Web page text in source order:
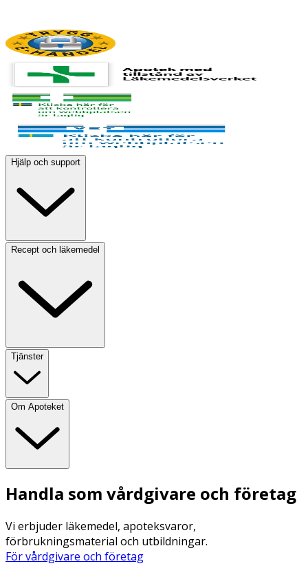
Hjälp och support
Recept och läkemedel
Tjänster
Om Apoteket
Handla som vårdgivare och företag
Vi erbjuder läkemedel, apoteksvaror,
förbrukningsmaterial och utbildningar.
För vårdgivare och företag